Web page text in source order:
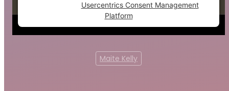
Usercentrics Consent Management
Platform
Maite Kelly